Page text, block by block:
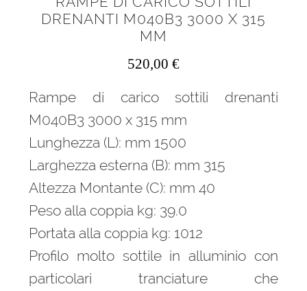
DRENANTI M040B3 3000 X 315
MM
520,00 €
Rampe di carico sottili drenanti
M040B3 3000 x 315 mm
Lunghezza (L): mm 1500
Larghezza esterna (B): mm 315
Altezza Montante (C): mm 40
Peso alla coppia kg: 39.0
Portata alla coppia kg: 1012
Profilo molto sottile in alluminio con
particolari tranciature che